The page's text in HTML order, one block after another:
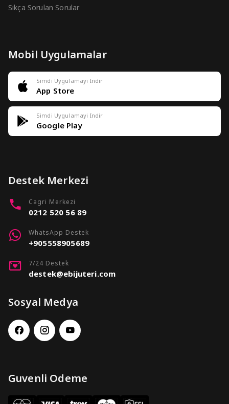
Sıkça Sorulan Sorular
Mobil Uygulamalar
Simdi Uygulamayi Indir
App Store
Simdi Uygulamayi Indir
Google Play
Destek Merkezi
Cagri Merkezi
0212 520 56 89
WhatsApp Destek
+905558905689
7/24 Destek
destek@ebijuteri.com
Sosyal Medya
Guvenli Odeme